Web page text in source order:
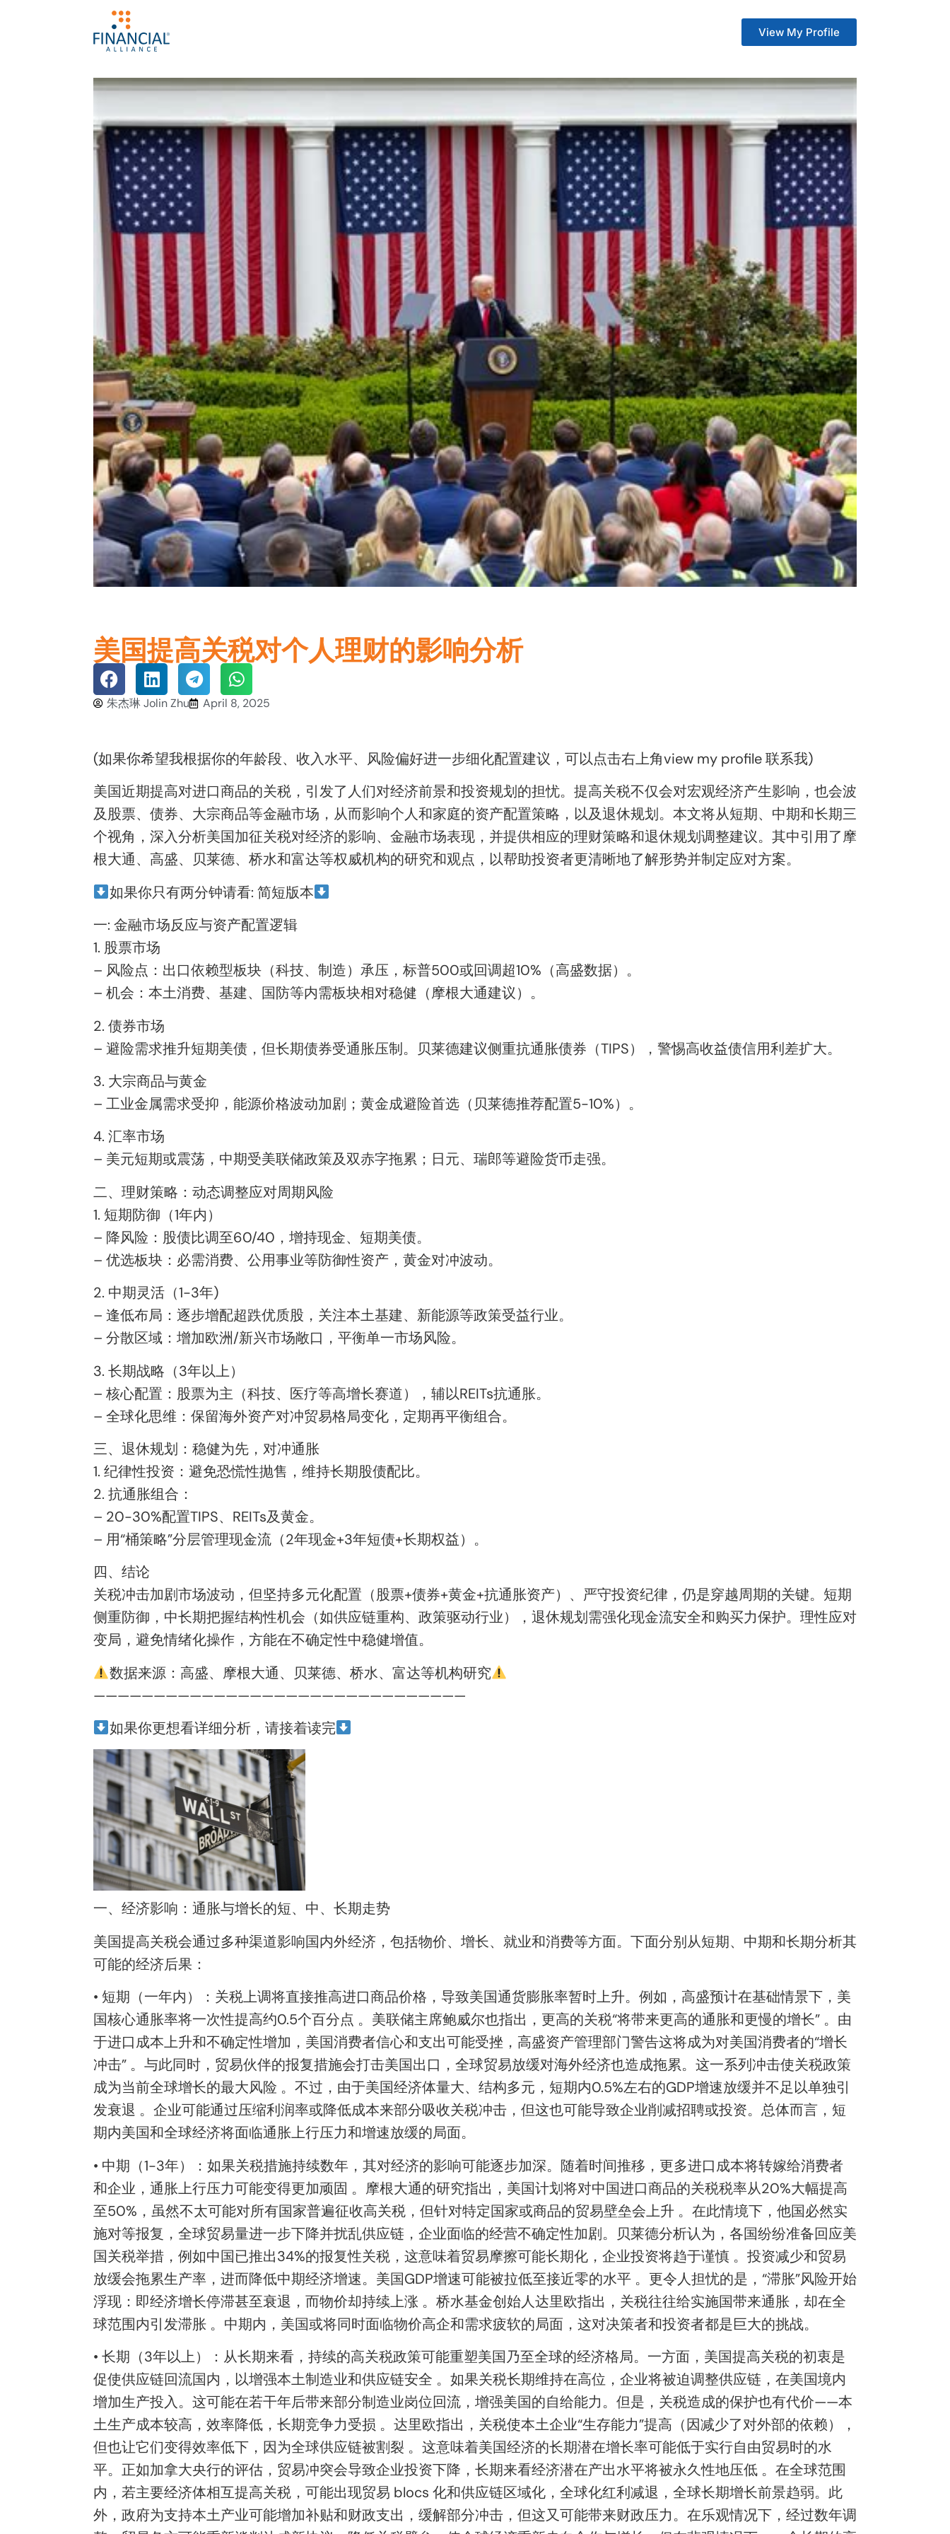
View My Profile
美国提高关税对个人理财的影响分析
朱杰琳 Jolin Zhu April 8, 2025
(如果你希望我根据你的年龄段、收入水平、风险偏好进一步细化配置建议，可以点击右上角view my profile 联系我)
美国近期提高对进口商品的关税，引发了人们对经济前景和投资规划的担忧。提高关税不仅会对宏观经济产生影响，也会波
及股票、债券、大宗商品等金融市场，从而影响个人和家庭的资产配置策略，以及退休规划。本文将从短期、中期和长期三
个视角，深入分析美国加征关税对经济的影响、金融市场表现，并提供相应的理财策略和退休规划调整建议。其中引用了摩
根大通、高盛、贝莱德、桥水和富达等权威机构的研究和观点，以帮助投资者更清晰地了解形势并制定应对方案。
如果你只有两分钟请看: 简短版本
一: 金融市场反应与资产配置逻辑
1. 股票市场
– 风险点：出口依赖型板块（科技、制造）承压，标普500或回调超10%（高盛数据）。
– 机会：本土消费、基建、国防等内需板块相对稳健（摩根大通建议）。
2. 债券市场
– 避险需求推升短期美债，但长期债券受通胀压制。贝莱德建议侧重抗通胀债券（TIPS），警惕高收益债信用利差扩大。
3. 大宗商品与黄金
– 工业金属需求受抑，能源价格波动加剧；黄金成避险首选（贝莱德推荐配置5-10%）。
4. 汇率市场
– 美元短期或震荡，中期受美联储政策及双赤字拖累；日元、瑞郎等避险货币走强。
二、理财策略：动态调整应对周期风险
1. 短期防御（1年内）
– 降风险：股债比调至60/40，增持现金、短期美债。
– 优选板块：必需消费、公用事业等防御性资产，黄金对冲波动。
2. 中期灵活（1-3年)
– 逢低布局：逐步增配超跌优质股，关注本土基建、新能源等政策受益行业。
– 分散区域：增加欧洲/新兴市场敞口，平衡单一市场风险。
3. 长期战略（3年以上）
– 核心配置：股票为主（科技、医疗等高增长赛道），辅以REITs抗通胀。
– 全球化思维：保留海外资产对冲贸易格局变化，定期再平衡组合。
三、退休规划：稳健为先，对冲通胀
1. 纪律性投资：避免恐慌性抛售，维持长期股债配比。
2. 抗通胀组合：
– 20-30%配置TIPS、REITs及黄金。
– 用“桶策略”分层管理现金流（2年现金+3年短债+长期权益）。
四、结论
关税冲击加剧市场波动，但坚持多元化配置（股票+债券+黄金+抗通胀资产）、严守投资纪律，仍是穿越周期的关键。短期
侧重防御，中长期把握结构性机会（如供应链重构、政策驱动行业），退休规划需强化现金流安全和购买力保护。理性应对
变局，避免情绪化操作，方能在不确定性中稳健增值。
数据来源：高盛、摩根大通、贝莱德、桥水、富达等机构研究
———————————————————————————————
如果你更想看详细分析，请接着读完
一、经济影响：通胀与增长的短、中、长期走势
美国提高关税会通过多种渠道影响国内外经济，包括物价、增长、就业和消费等方面。下面分别从短期、中期和长期分析其
可能的经济后果：
• 短期（一年内）：关税上调将直接推高进口商品价格，导致美国通货膨胀率暂时上升。例如，高盛预计在基础情景下，美
国核心通胀率将一次性提高约0.5个百分点 。美联储主席鲍威尔也指出，更高的关税“将带来更高的通胀和更慢的增长” 。由
于进口成本上升和不确定性增加，美国消费者信心和支出可能受挫，高盛资产管理部门警告这将成为对美国消费者的“增长
冲击” 。与此同时，贸易伙伴的报复措施会打击美国出口，全球贸易放缓对海外经济也造成拖累。这一系列冲击使关税政策
成为当前全球增长的最大风险 。不过，由于美国经济体量大、结构多元，短期内0.5%左右的GDP增速放缓并不足以单独引
发衰退 。企业可能通过压缩利润率或降低成本来部分吸收关税冲击，但这也可能导致企业削减招聘或投资。总体而言，短
期内美国和全球经济将面临通胀上行压力和增速放缓的局面。
• 中期（1-3年）：如果关税措施持续数年，其对经济的影响可能逐步加深。随着时间推移，更多进口成本将转嫁给消费者
和企业，通胀上行压力可能变得更加顽固 。摩根大通的研究指出，美国计划将对中国进口商品的关税税率从20%大幅提高
至50%，虽然不太可能对所有国家普遍征收高关税，但针对特定国家或商品的贸易壁垒会上升 。在此情境下，他国必然实
施对等报复，全球贸易量进一步下降并扰乱供应链，企业面临的经营不确定性加剧。贝莱德分析认为，各国纷纷准备回应美
国关税举措，例如中国已推出34%的报复性关税，这意味着贸易摩擦可能长期化，企业投资将趋于谨慎 。投资减少和贸易
放缓会拖累生产率，进而降低中期经济增速。美国GDP增速可能被拉低至接近零的水平 。更令人担忧的是，“滞胀”风险开始
浮现：即经济增长停滞甚至衰退，而物价却持续上涨 。桥水基金创始人达里欧指出，关税往往给实施国带来通胀，却在全
球范围内引发滞胀 。中期内，美国或将同时面临物价高企和需求疲软的局面，这对决策者和投资者都是巨大的挑战。
• 长期（3年以上）：从长期来看，持续的高关税政策可能重塑美国乃至全球的经济格局。一方面，美国提高关税的初衷是
促使供应链回流国内，以增强本土制造业和供应链安全 。如果关税长期维持在高位，企业将被迫调整供应链，在美国境内
增加生产投入。这可能在若干年后带来部分制造业岗位回流，增强美国的自给能力。但是，关税造成的保护也有代价——本
土生产成本较高，效率降低，长期竞争力受损 。达里欧指出，关税使本土企业“生存能力”提高（因减少了对外部的依赖），
但也让它们变得效率低下，因为全球供应链被割裂 。这意味着美国经济的长期潜在增长率可能低于实行自由贸易时的水
平。正如加拿大央行的评估，贸易冲突会导致企业投资下降，长期来看经济潜在产出水平将被永久性地压低 。在全球范围
内，若主要经济体相互提高关税，可能出现贸易 blocs 化和供应链区域化，全球化红利减退，全球长期增长前景趋弱。此
外，政府为支持本土产业可能增加补贴和财政支出，缓解部分冲击，但这又可能带来财政压力。在乐观情况下，经过数年调